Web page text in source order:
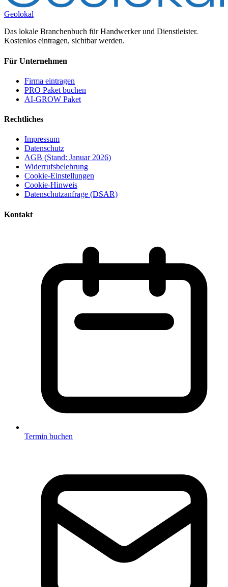
Geolokal
Das lokale Branchenbuch für Handwerker und Dienstleister.
Kostenlos eintragen, sichtbar werden.
Für Unternehmen
Firma eintragen
PRO Paket buchen
AI-GROW Paket
Rechtliches
Impressum
Datenschutz
AGB (Stand: Januar 2026)
Widerrufsbelehrung
Cookie-Einstellungen
Cookie-Hinweis
Datenschutzanfrage (DSAR)
Kontakt
Termin buchen